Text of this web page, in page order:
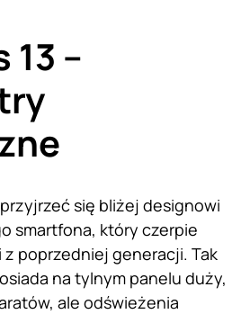
13 –
się bliżej designowi
smartfona, który czerpie
z poprzedniej generacji. Tak
na tylnym panelu duży,
ale odświeżenia